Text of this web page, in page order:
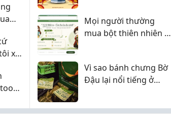
xử
Mọi người thường
mua bột thiên nhiên ở
Vì sao bánh chưng Bờ
Đậu lại nổi tiếng ở